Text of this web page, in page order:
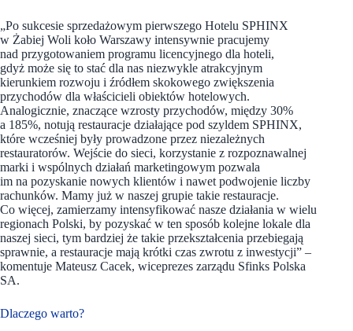
„Po sukcesie sprzedażowym pierwszego Hotelu SPHINX
w Żabiej Woli koło Warszawy intensywnie pracujemy
nad przygotowaniem programu licencyjnego dla hoteli,
gdyż może się to stać dla nas niezwykle atrakcyjnym
kierunkiem rozwoju i źródłem skokowego zwiększenia
przychodów dla właścicieli obiektów hotelowych.
Analogicznie, znaczące wzrosty przychodów, między 30%
a 185%, notują restauracje działające pod szyldem SPHINX,
które wcześniej były prowadzone przez niezależnych
restauratorów. Wejście do sieci, korzystanie z rozpoznawalnej
marki i wspólnych działań marketingowym pozwala
im na pozyskanie nowych klientów i nawet podwojenie liczby
rachunków. Mamy już w naszej grupie takie restauracje.
Co więcej, zamierzamy intensyfikować nasze działania w wielu
regionach Polski, by pozyskać w ten sposób kolejne lokale dla
naszej sieci, tym bardziej że takie przekształcenia przebiegają
sprawnie, a restauracje mają krótki czas zwrotu z inwestycji” –
komentuje Mateusz Cacek, wiceprezes zarządu Sfinks Polska
SA.
Dlaczego warto?